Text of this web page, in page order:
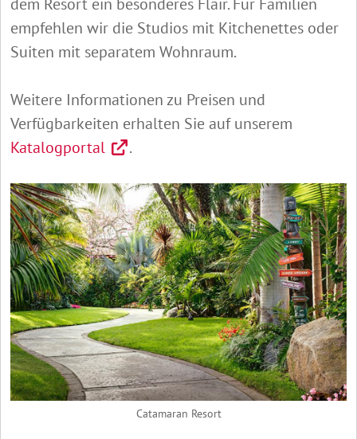
dem Resort ein besonderes Flair. Für Familien
empfehlen wir die Studios mit Kitchenettes oder
Suiten mit separatem Wohnraum.
Weitere Informationen zu Preisen und
Verfügbarkeiten erhalten Sie auf unserem
Katalogportal
.
Catamaran Resort